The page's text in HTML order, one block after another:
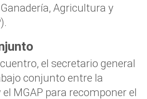
Agricultura y
el secretario general
conjunto entre la
MGAP para recomponer el